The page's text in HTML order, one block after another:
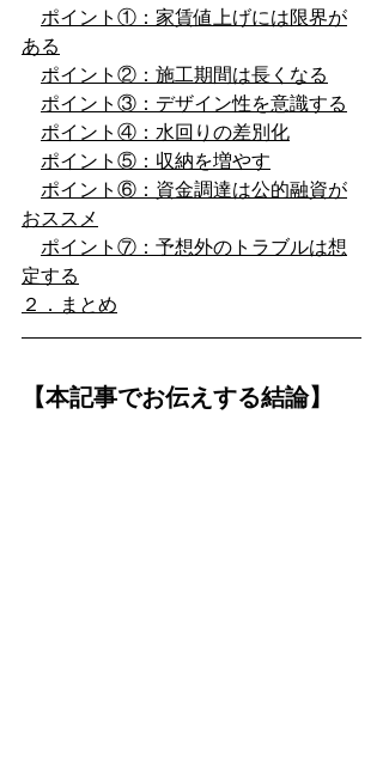
ポイント①：家賃値上げには限界が
ある
ポイント②：施工期間は長くなる
ポイント③：デザイン性を意識する
ポイント④：水回りの差別化
ポイント⑤：収納を増やす
ポイント⑥：資金調達は公的融資が
おススメ
ポイント⑦：予想外のトラブルは想
定する
２．まとめ
【本記事でお伝えする結論】